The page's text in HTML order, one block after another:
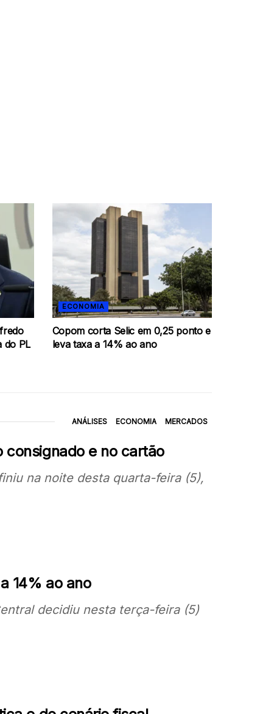
do PL
ECONOMIA
Copom corta Selic em 0,25 ponto e
leva taxa a 14% ao ano
ANÁLISES ECONOMIA MERCADOS
consignado e no cartão
na noite desta quarta-feira (5),
14% ao ano
decidiu nesta terça-feira (5)